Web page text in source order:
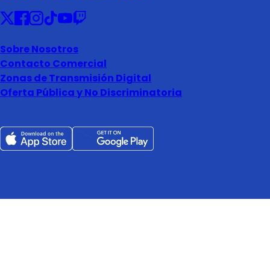
Sobre Nosotros
Contacto Comercial
Zonas de Transmisión Digital
Oferta Pública y No Discriminatoria